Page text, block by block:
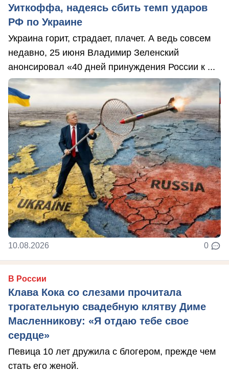
Уиткоффа, надеясь сбить темп ударов
РФ по Украине
Украина горит, страдает, плачет. А ведь совсем
недавно, 25 июня Владимир Зеленский
анонсировал «40 дней принуждения России к ...
10.08.2026 0
В России
Клава Кока со слезами прочитала
трогательную свадебную клятву Диме
Масленникову: «Я отдаю тебе свое
сердце»
Певица 10 лет дружила с блогером, прежде чем
стать его женой.